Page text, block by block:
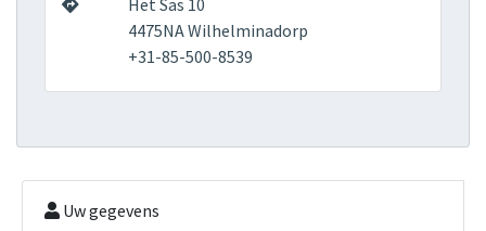
Het Sas 10
4475NA Wilhelminadorp
+31-85-500-8539
Uw gegevens